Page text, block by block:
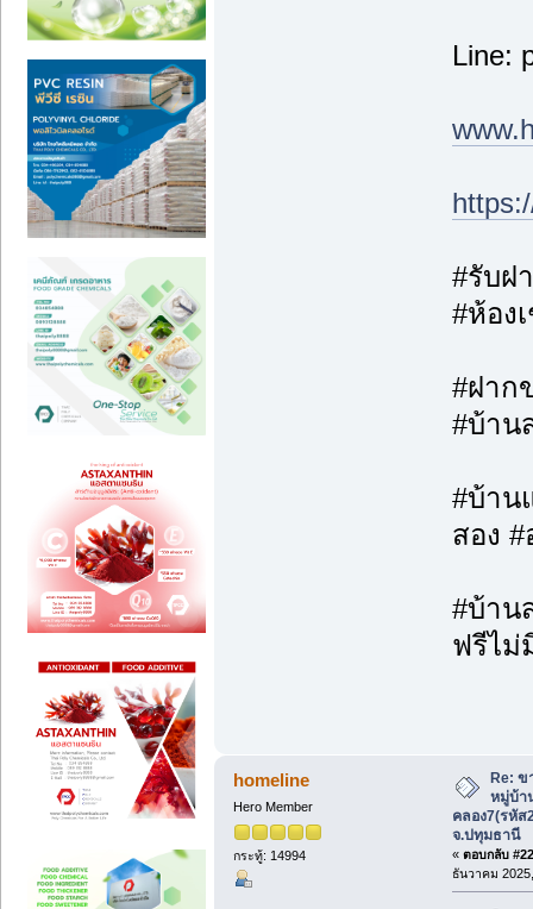
Line:
#รับฝ
#ห้อง
#ฝาก
#บ้าน
#บ้าน
สอง
#บ้าน
ฟรีไม่
homeline
Hero Member
กระทู้: 14994
Re: ข
หมู่บ้า
คลอง7(รหัส
จ.ปทุมธานี
« ตอบกลับ
ธันวาคม